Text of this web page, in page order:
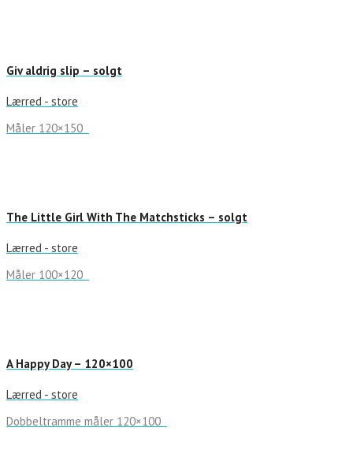
Giv aldrig slip – solgt
Lærred - store
Måler 120×150
The Little Girl With The Matchsticks – solgt
Lærred - store
Måler 100×120
A Happy Day – 120×100
Lærred - store
Dobbeltramme måler 120×100